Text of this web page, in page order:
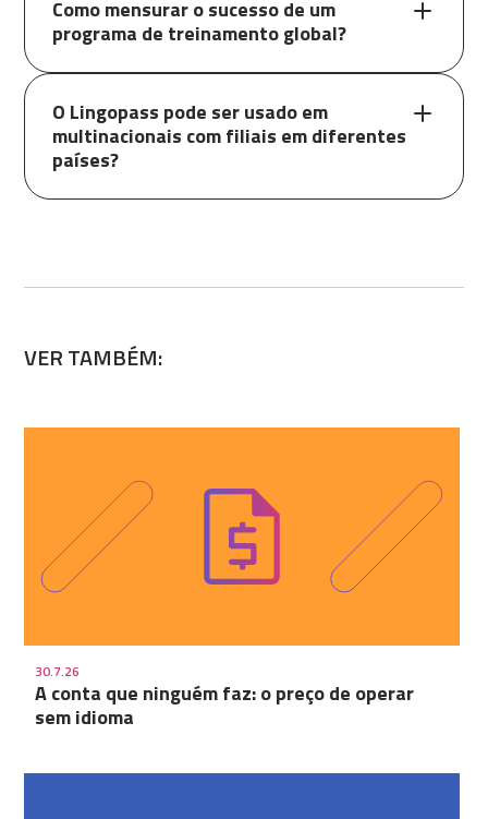
Como mensurar o sucesso de um
programa de treinamento global?
O Lingopass pode ser usado em
multinacionais com filiais em diferentes
países?
VER TAMBÉM:
30.7.26
A conta que ninguém faz: o preço de operar
sem idioma